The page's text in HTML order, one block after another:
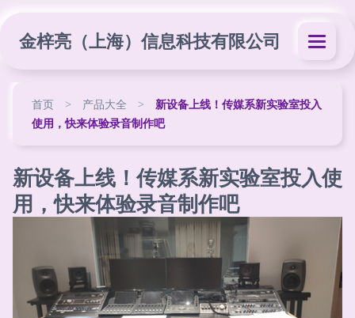
金梓亮（上海）信息科技有限公司
首页 > 产品大全 >
新设备上线！传媒系新实验室投入
使用，快来体验录音制作吧
新设备上线！传媒系新实验室投入使
用，快来体验录音制作吧